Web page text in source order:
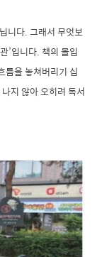
니다. 그래서 무엇보
’입니다. 책의 몰입
름을 놓쳐버리기 십
지 않아 오히려 독서